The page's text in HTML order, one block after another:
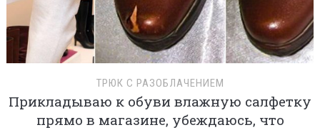
ТРЮК С РАЗОБЛАЧЕНИЕМ
Прикладываю к обуви влажную салфетку
прямо в магазине, убеждаюсь, что